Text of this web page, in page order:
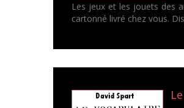
Les jeux et les jouets des
cartonné livré chez vous.